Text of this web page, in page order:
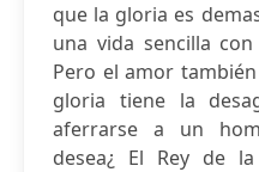
que la gloria es
una vida sencilla
Pero el amor
gloria tiene la
aferrarse a un
desea¿ El Rey de